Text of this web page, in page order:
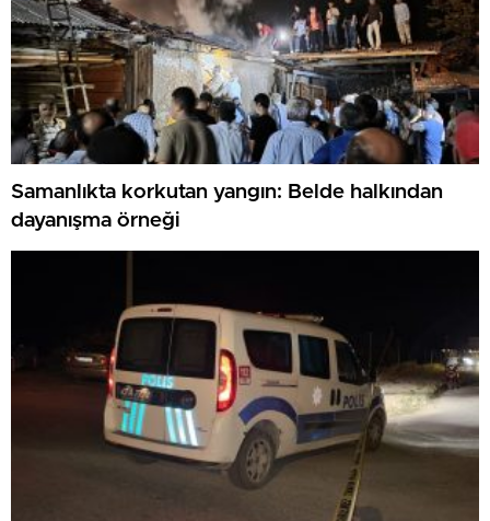
Samanlıkta korkutan yangın: Belde halkından
dayanışma örneği